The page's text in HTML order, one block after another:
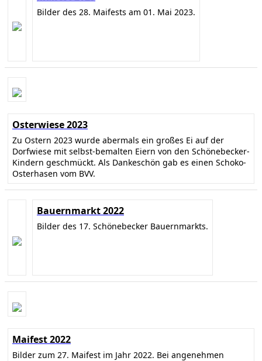
Bilder des 28. Maifests am 01. Mai 2023.
Osterwiese 2023
Zu Ostern 2023 wurde abermals ein großes Ei auf der
Dorfwiese mit selbst-bemalten Eiern von den Schönebecker-
Kindern geschmückt. Als Dankeschön gab es einen Schoko-
Osterhasen vom BVV.
Bauernmarkt 2022
Bilder des 17. Schönebecker Bauernmarkts.
Maifest 2022
Bilder zum 27. Maifest im Jahr 2022. Bei angenehmen